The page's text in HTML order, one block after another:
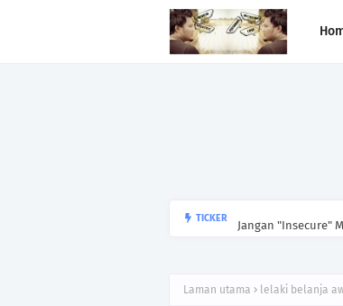
TICKER Jangan "Insecure"
Laman utama lelaki belanja